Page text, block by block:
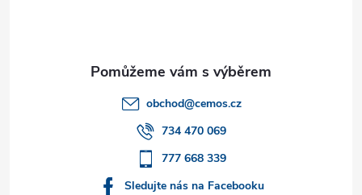
obchod@cemos.cz
734 470 069
777 668 339
Sledujte nás na Facebooku